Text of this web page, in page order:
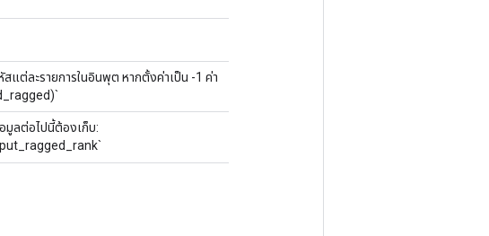
แต่ละรายการในอินพุต หากตั้งค่าเป็น -1 ค่า
มูลต่อไปนี้ต้องเก็บ: